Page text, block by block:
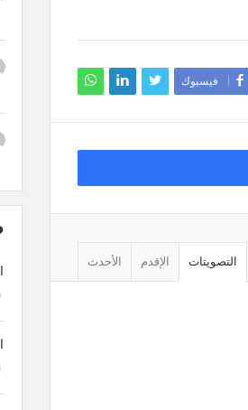
فيسبوك
التصويتات
الإقدم الأحدث